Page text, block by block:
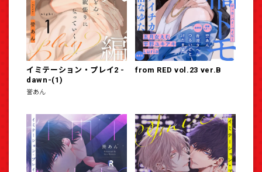
イミテーション・プレイ2 -
dawn-(1)
誉あん
from RED vol.23 ver.B